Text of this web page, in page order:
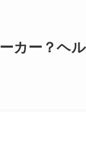
カー？ヘ